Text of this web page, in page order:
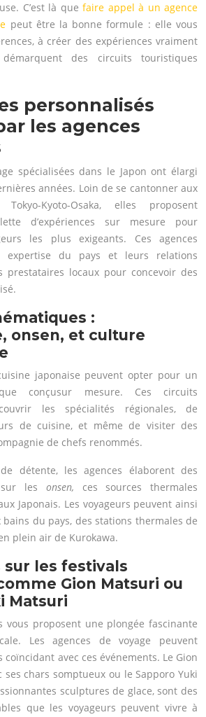
C’est là quefaire appel à un agence
peut être la bonne formule : elle vous
à créer des expériences vraiment
des circuits touristiques
personnalisés
les agences
spécialisées dans le Japon ont élargi
années. Loin de se cantonner aux
Kyoto-Osaka, elles proposent
d’expériences sur mesure pour
les plus exigeants. Ces agences
expertise du pays et leurs relations
prestataires locaux pour concevoir des
:
onsen, et culture
japonaise peuvent opter pour un
conçusur mesure. Ces circuits
les spécialités régionales, de
de cuisine, et même de visiter des
de chefs renommés.
détente, les agences élaborent des
sur les onsen, ces sources thermales
Japonais. Les voyageurs peuvent ainsi
du pays, des stations thermales de
plein air de Kurokawa.
sur les festivals
Gion Matsuri ou
Matsuri
vous proposent une plongée fascinante
Les agences de voyage peuvent
avec ces événements. Le Gion
ses chars somptueux ou le Sapporo Yuki
sculptures de glace, sont des
que les voyageurs peuvent vivre à